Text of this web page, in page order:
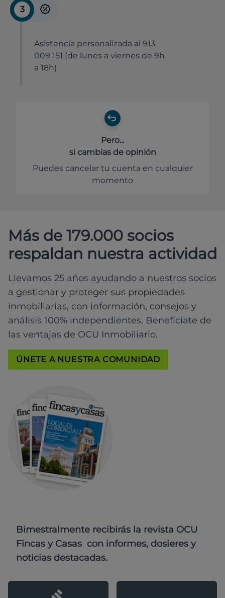
3
Asistencia personalizada al 913
009 151 (de lunes a viernes de 9h
a 18h)
Pero...
si cambias de opinión
Puedes cancelar tu cuenta en cualquier
momento
Más de 179.000 socios
respaldan nuestra actividad
Llevamos 25 años ayudando a nuestros socios
a gestionar y proteger sus propiedades
inmobiliarias, con información, consejos y
análisis 100% independientes. Benefíciate de
las ventajas de OCU Inmobiliario.
ÚNETE A NUESTRA COMUNIDAD
Bimestralmente recibirás la revista OCU
Fincas y Casas con informes, dosieres y
noticias destacadas.